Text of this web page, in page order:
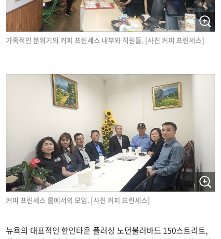
가족적인 분위기의 커피 프린세스 내부와 직원들. [사진 커피 프린세스]
커피 프린세스 룸에서의 모임. [사진 커피 프린세스]
뉴욕의 대표적인 한인타운 플러싱 노던불러바드 150스트리트,